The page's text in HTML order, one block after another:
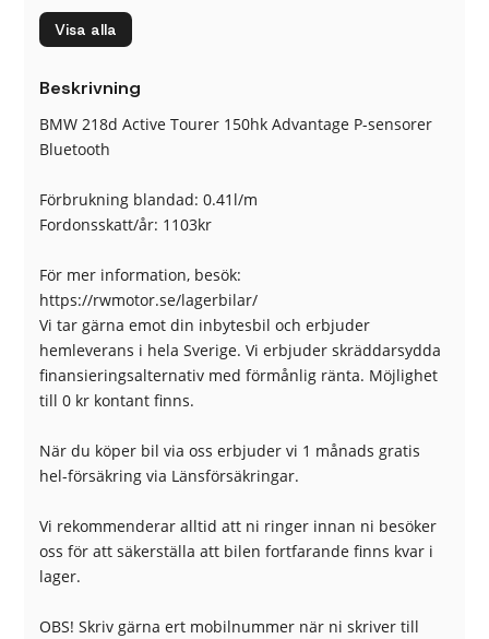
Backstartshjälp
Broms-assistans
Fällbara baksäten
ISOFIX-fästen bak
Kylt handskfack
LED (halvljus)
Ljussensor
Regnsensor
Sminkspegel
Startspärr
Trötthetsvarnare
Yttertemperaturmätare
Visa alla
Beskrivning
BMW 218d Active Tourer 150hk Advantage P-sensorer
Bluetooth
Förbrukning blandad: 0.41l/m
Fordonsskatt/år: 1103kr
För mer information, besök:
https://rwmotor.se/lagerbilar/
Vi tar gärna emot din inbytesbil och erbjuder
hemleverans i hela Sverige. Vi erbjuder skräddarsydda
finansieringsalternativ med förmånlig ränta. Möjlighet
till 0 kr kontant finns.
När du köper bil via oss erbjuder vi 1 månads gratis
hel-försäkring via Länsförsäkringar.
Vi rekommenderar alltid att ni ringer innan ni besöker
oss för att säkerställa att bilen fortfarande finns kvar i
lager.
OBS! Skriv gärna ert mobilnummer när ni skriver till